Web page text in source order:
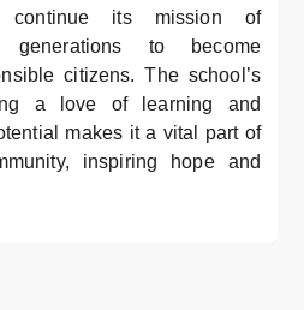
continue its mission of
generations to become
citizens. The school’s
a love of learning and
makes it a vital part of
inspiring hope and